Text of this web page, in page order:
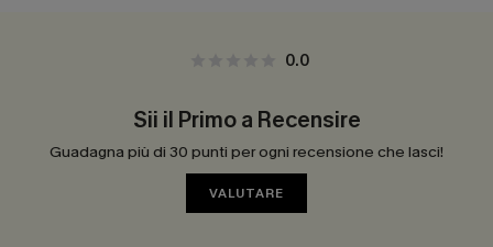
0.0
Sii il Primo a Recensire
Guadagna più di 30 punti per ogni recensione che lasci!
VALUTARE